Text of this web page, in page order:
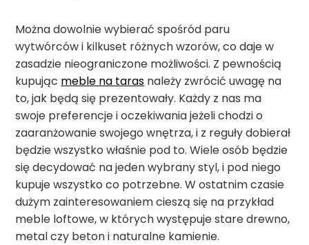
Można dowolnie wybierać spośród paru
wytwórców i kilkuset różnych wzorów, co daje w
zasadzie nieograniczone możliwości. Z pewnością
kupując meble na taras należy zwrócić uwagę na
to, jak będą się prezentowały. Każdy z nas ma
swoje preferencje i oczekiwania jeżeli chodzi o
zaaranżowanie swojego wnętrza, i z reguły dobierał
będzie wszystko właśnie pod to. Wiele osób będzie
się decydować na jeden wybrany styl, i pod niego
kupuje wszystko co potrzebne. W ostatnim czasie
dużym zainteresowaniem cieszą się na przykład
meble loftowe, w których występuje stare drewno,
metal czy beton i naturalne kamienie.